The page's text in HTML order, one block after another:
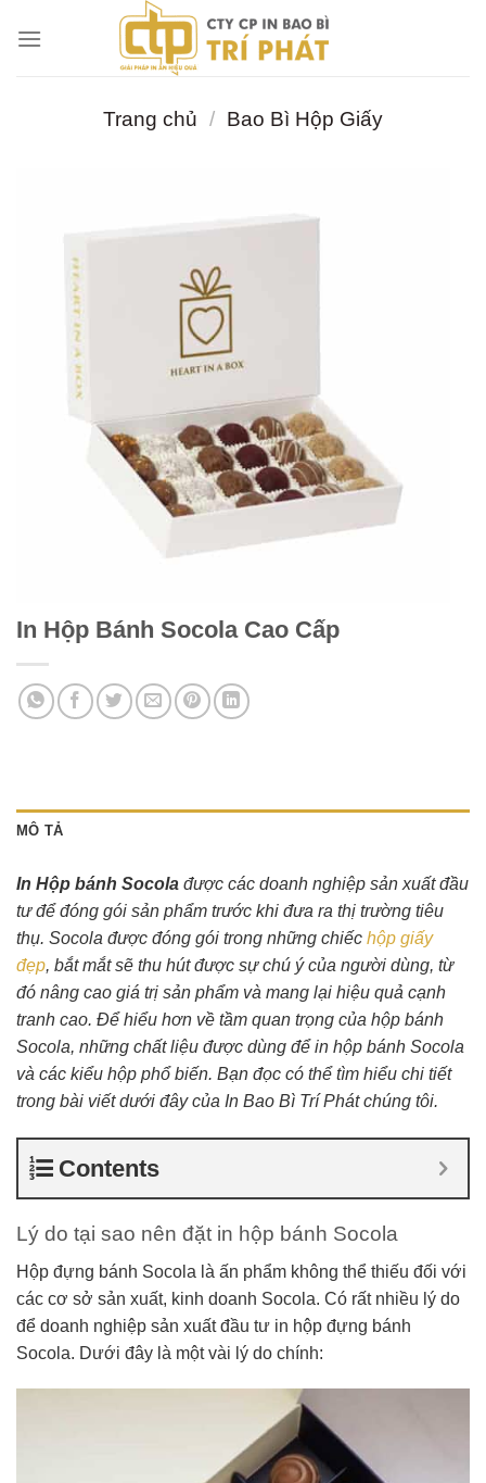
đến
Trang chủ / Bao Bì Hộp Giấy
In Hộp Bánh Socola Cao Cấp
MÔ TẢ
In Hộp bánh Socola được các doanh nghiệp sản xuất đầu
tư để đóng gói sản phẩm trước khi đưa ra thị trường tiêu
thụ. Socola được đóng gói trong những chiếc hộp giấy
đẹp, bắt mắt sẽ thu hút được sự chú ý của người dùng, từ
đó nâng cao giá trị sản phẩm và mang lại hiệu quả cạnh
tranh cao. Để hiểu hơn về tầm quan trọng của hộp bánh
Socola, những chất liệu được dùng để in hộp bánh Socola
và các kiểu hộp phổ biến. Bạn đọc có thể tìm hiểu chi tiết
trong bài viết dưới đây của In Bao Bì Trí Phát chúng tôi.
Contents
Lý do tại sao nên đặt in hộp bánh Socola
Hộp đựng bánh Socola là ấn phẩm không thể thiếu đối với
các cơ sở sản xuất, kinh doanh Socola. Có rất nhiều lý do
để doanh nghiệp sản xuất đầu tư in hộp đựng bánh
Socola. Dưới đây là một vài lý do chính: